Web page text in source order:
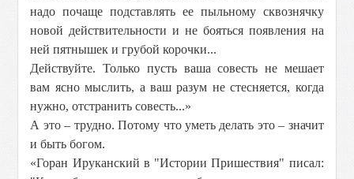
надо почаще подставлять ее пыльному сквознячку
новой действительности и не бояться появления на
ней пятнышек и грубой корочки...
Действуйте. Только пусть ваша совесть не мешает
вам ясно мыслить, а ваш разум не стесняется, когда
нужно, отстранить совесть...»
А это – трудно. Потому что уметь делать это – значит
и быть богом.
«Горан Ируканский в "Истории Пришествия" писал: